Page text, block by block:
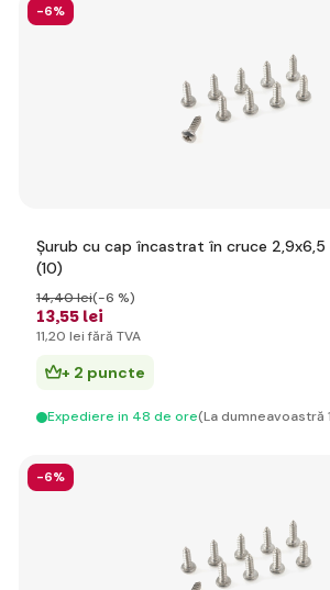
-6%
Șurub cu cap încastrat în cruce
(10)
13,55 lei
14,40 lei(-6 %)
11,20 lei fără TVA
+ 2 puncte
Expediere in 48 de ore(La dumneavoastră
-6%